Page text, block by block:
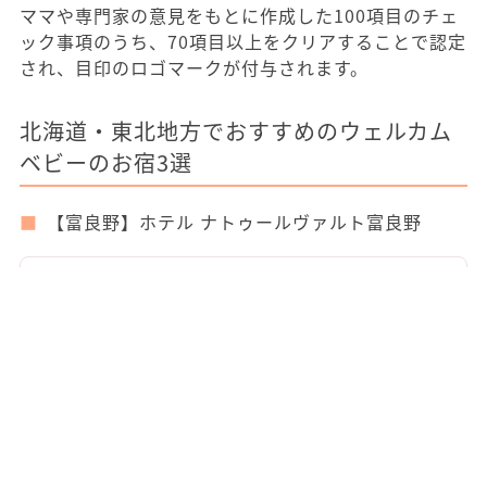
ママや専門家の意見をもとに作成した100項目のチェ
ック事項のうち、70項目以上をクリアすることで認定
され、目印のロゴマークが付与されます。
北海道・東北地方でおすすめのウェルカム
ベビーのお宿3選
【富良野】ホテル ナトゥールヴァルト富良野